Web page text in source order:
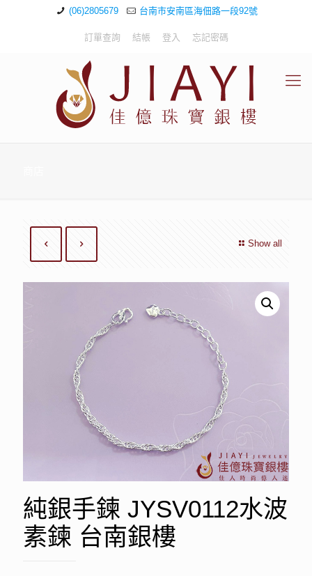
(06)2805679 台南市安南區海佃路一段92號
訂單查詢 結帳 登入 忘記密碼
Show all
純銀手鍊 JYSV0112水波
素鍊 台南銀樓